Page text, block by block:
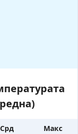
Срд
Макс